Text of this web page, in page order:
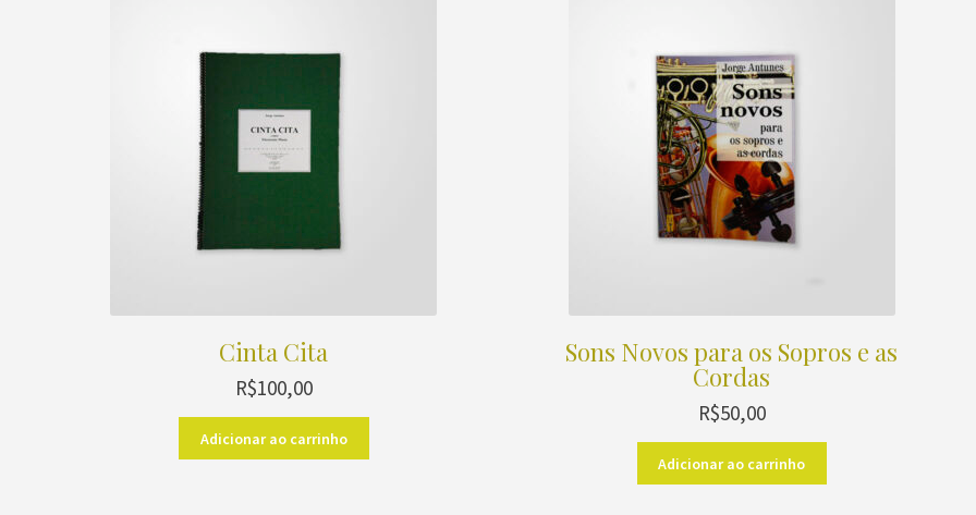
Cinta Cita
R$100,00
Adicionar ao carrinho
Sons Novos para os Sopros e as
Cordas
R$50,00
Adicionar ao carrinho